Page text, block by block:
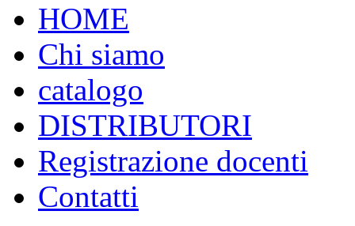
HOME
Chi siamo
catalogo
DISTRIBUTORI
Registrazione docenti
Contatti